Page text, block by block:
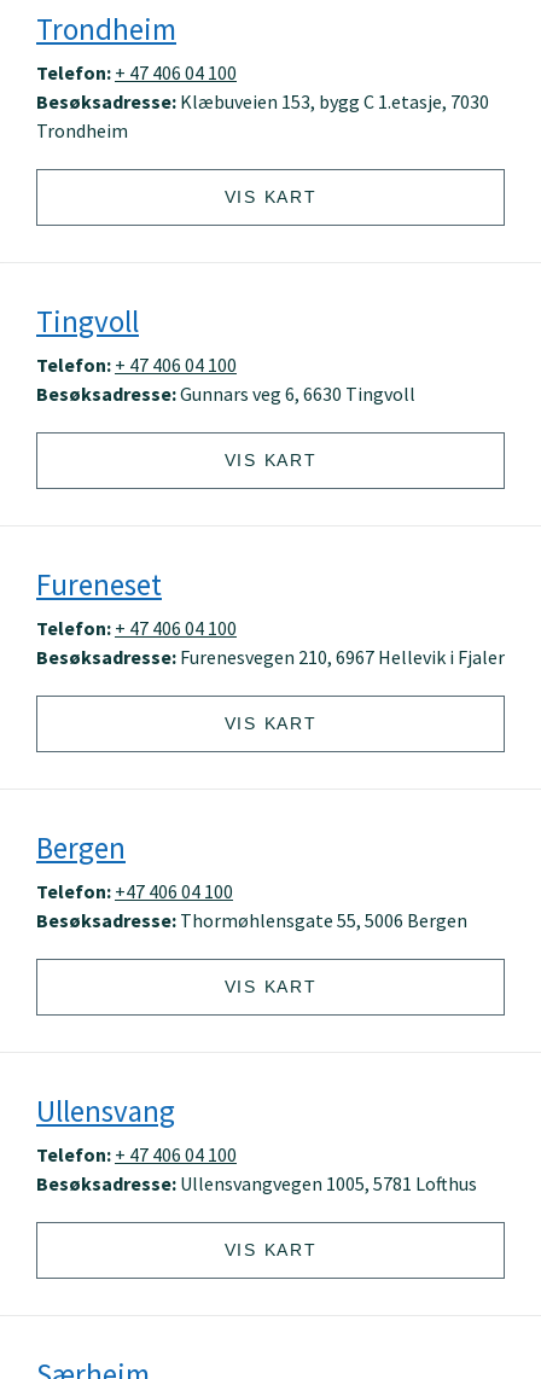
Trondheim
Telefon: + 47 406 04 100
Besøksadresse: Klæbuveien 153, bygg C 1.etasje, 7030
Trondheim
VIS KART
Tingvoll
Telefon: + 47 406 04 100
Besøksadresse:Gunnars veg 6, 6630 Tingvoll
VIS KART
Fureneset
Telefon: + 47 406 04 100
Besøksadresse: Furenesvegen 210, 6967 Hellevik i Fjaler
VIS KART
Bergen
Telefon: +47 406 04 100
Besøksadresse: Thormøhlensgate 55, 5006 Bergen
VIS KART
Ullensvang
Telefon: + 47 406 04 100
Besøksadresse: Ullensvangvegen 1005, 5781 Lofthus
VIS KART